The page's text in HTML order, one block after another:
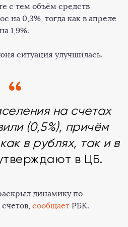
с тем объём средств
на 0,3%, тогда как в апреле
1,9%.
ситуация улучшилась.
на счетах
(0,5%), причём
в рублях, так и в
в ЦБ.
динамику по
сообщает РБК.